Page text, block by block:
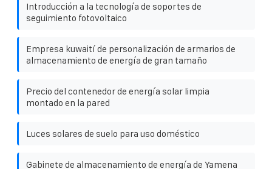
Introducción a la tecnología de soportes de
seguimiento fotovoltaico
Empresa kuwaití de personalización de armarios de
almacenamiento de energía de gran tamaño
Precio del contenedor de energía solar limpia
montado en la pared
Luces solares de suelo para uso doméstico
Gabinete de almacenamiento de energía de Yamena